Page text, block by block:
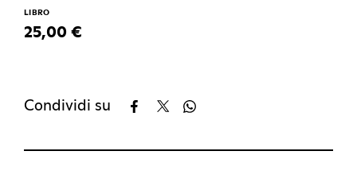
LIBRO
25,00 €
Condividi su